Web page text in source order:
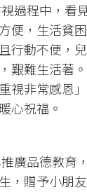
過程中，看
便，生活貧
行動不便，
艱難生活著
視非常感恩
心祝福。
廣品德教育
，贈予小朋